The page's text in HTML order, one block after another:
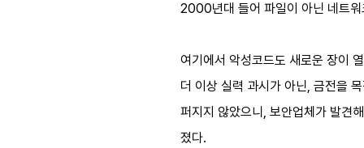
2000년대 들어 파일이 아닌 네트워
여기에서 악성코드도 새로운 장이
더 이상 실력 과시가 아닌, 금전을
퍼지지 않았으니, 보안업체가 발견
졌다.